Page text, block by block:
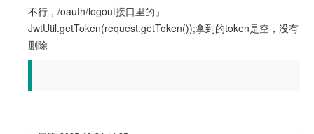
不行，/oauth/logout接口里的」
JwtUtil.getToken(request.getToken());拿到的token是空，没有
删除